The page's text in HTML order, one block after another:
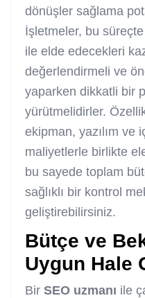
dönüşler sağlama
İşletmeler, bu
ile elde edecekleri
değerlendirmeli ve
yaparken dikkatli bir
yürütmelidirler.
ekipman, yazılım ve
maliyetlerle birlikte
bu sayede toplam
sağlıklı bir kontrol
geliştirebilirsiniz.
Bütçe ve
Uygun Hale
Bir SEO uzmanı ile